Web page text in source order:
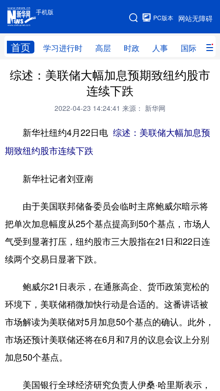
手机版
网站无障碍
PC版本
首页 学习进行时 高层 时政 人事 国际 财
手机版
网站地图
学习进行时 高层 时政 人事
财经 网评
全球连线
科技 科创 量子 体育
文化 书画
访谈 视频
食品 人居 信息化 数字经济
学术中国 乡村振兴 银龄 溯源中国
城市 旅游
公益 一带一路 亚太网 上市公司
文化产业
地方频道
北京 天津 河北 山西
综述：美联储大幅加息预期致纽约股市
连续下跌
2022-04-23 14:24:41 来源： 新华网
新华社纽约4月22日电 综述：美联储大幅加息预
期致纽约股市连续下跌
新华社记者刘亚南
由于美国联邦储备委员会临时主席鲍威尔暗示将
把单次加息幅度从25个基点提高到50个基点，市场人
气受到显著打压，纽约股市三大股指在21日和22日连
续两个交易日显著下跌。
鲍威尔21日表示，在通胀高企、货币政策宽松的
环境下，美联储稍微加快行动是合适的。这番讲话被
市场解读为美联储对5月加息50个基点的确认。此外，
市场还预计美联储还将在6月和7月的议息会议上分别
加息50个基点。
美国银行全球经济研究负责人伊桑·哈里斯表示，